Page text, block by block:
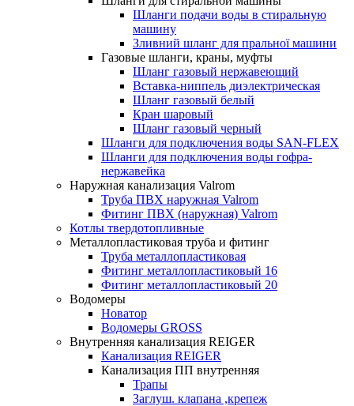
Шланги подачи воды в стиральную
машину
Зливний шланг для пральної машини
Газовые шланги, краны, муфты
Шланг газовый нержавеющий
Вставка-ниппель диэлектрическая
Шланг газовый белый
Кран шаровый
Шланг газовый черный
Шланги для подключения воды SAN-FLEX
Шланги для подключения воды гофра-
нержавейка
Наружная канализация Valrom
Труба ПВХ наружная Valrom
Фитинг ПВХ (наружная) Valrom
Котлы твердотопливные
Металлопластиковая труба и фитинг
Труба металлопластиковая
Фитинг металлопластиковый 16
Фитинг металлопластиковый 20
Водомеры
Новатор
Водомеры GROSS
Внутренняя канализация REIGER
Канализация REIGER
Канализация ПП внутренняя
Трапы
Заглуш. клапана ,крепеж